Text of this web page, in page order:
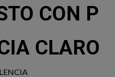
CON P
CLARO